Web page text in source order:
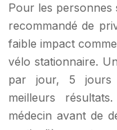
Pour les personnes
recommandé de
faible impact
vélo stationnaire.
par jour, 5 jours
meilleurs
médecin avant de